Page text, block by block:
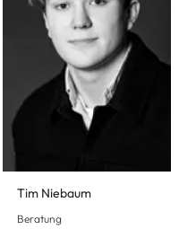
Tim Niebaum
Beratung